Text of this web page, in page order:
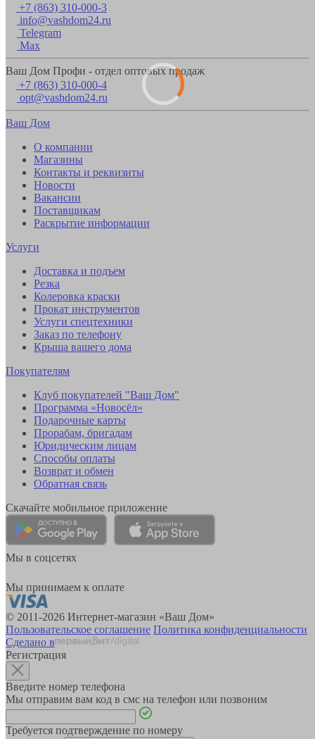
+7 (863) 310-000-3
info@vashdom24.ru
Telegram
Max
Ваш Дом Профи - отдел оптовых продаж
+7 (863) 310-000-4
opt@vashdom24.ru
Ваш Дом
О компании
Магазины
Контакты и реквизиты
Новости
Вакансии
Поставщикам
Раскрытие информации
Услуги
Доставка и подъем
Резка
Колеровка краски
Прокат инструментов
Услуги спецтехники
Заказ по телефону
Крыша вашего дома
Покупателям
Клуб покупателей "Ваш Дом"
Программа «Новосёл»
Подарочные карты
Прорабам, бригадам
Юридическим лицам
Способы оплаты
Возврат и обмен
Обратная связь
Скачайте мобильное приложение
Мы в соцсетях
Мы принимаем к оплате
© 2011-2026 Интернет-магазин «Ваш Дом»
Пользовательское соглашение Политика конфиденциальности
Сделано в
Регистрация
Введите номер телефона
Мы отправим вам код в смс на телефон или позвоним
Требуется подтверждение по номеру